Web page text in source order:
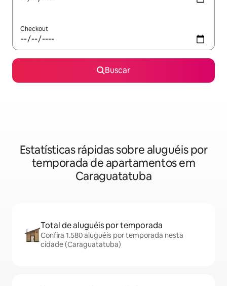
Checkout
Buscar
Estatísticas rápidas sobre aluguéis por
temporada de apartamentos em
Caraguatatuba
Total de aluguéis por temporada
Confira 1.580 aluguéis por temporada nesta
cidade (Caraguatatuba)